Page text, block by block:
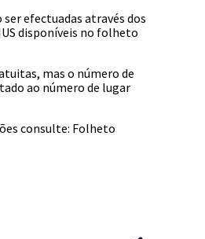
ser efectuadas através dos
disponíveis no folheto
mas o número de
ao número de lugar
consulte: Folheto